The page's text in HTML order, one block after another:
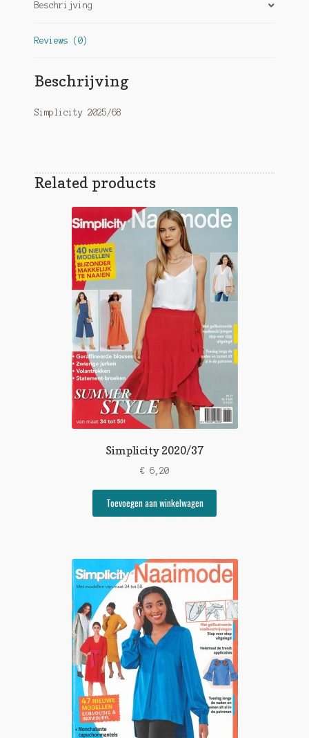
Beschrijving
Reviews (0)
Beschrijving
Simplicity 2025/68
Related products
Simplicity 2020/37
€ 6,20
Toevoegen aan winkelwagen